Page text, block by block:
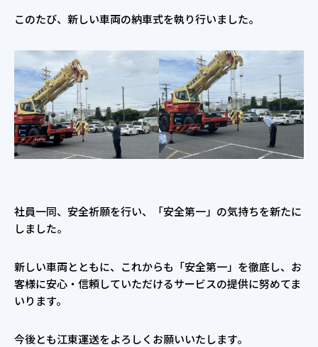
このたび、新しい車両の納車式を執り行いました。
社員一同、安全祈願を行い、「安全第一」の気持ちを新たに
しました。
新しい車両とともに、これからも「安全第一」を徹底し、お
客様に安心・信頼していただけるサービスの提供に努めてま
いります。
今後とも江東運送をよろしくお願いいたします。